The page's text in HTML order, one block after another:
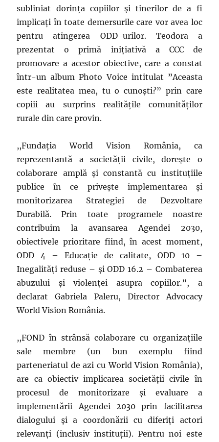
subliniat dorința copiilor și tinerilor de a fi
implicați în toate demersurile care vor avea loc
pentru atingerea ODD-urilor. Teodora a
prezentat o primă inițiativă a CCC de
promovare a acestor obiective, care a constat
într-un album Photo Voice intitulat ”Aceasta
este realitatea mea, tu o cunoști?” prin care
copiii au surprins realitățile comunităților
rurale din care provin.
,,Fundația World Vision România, ca
reprezentantă a societății civile, dorește o
colaborare amplă și constantă cu instituțiile
publice în ce privește implementarea și
monitorizarea Strategiei de Dezvoltare
Durabilă. Prin toate programele noastre
contribuim la avansarea Agendei 2030,
obiectivele prioritare fiind, în acest moment,
ODD 4 – Educație de calitate, ODD 10 –
Inegalități reduse – și ODD 16.2 – Combaterea
abuzului și violenței asupra copiilor.”, a
declarat Gabriela Paleru, Director Advocacy
World Vision România.
,,FOND în strânsă colaborare cu organizațiile
sale membre (un bun exemplu fiind
parteneriatul de azi cu World Vision România),
are ca obiectiv implicarea societății civile în
procesul de monitorizare și evaluare a
implementării Agendei 2030 prin facilitarea
dialogului și a coordonării cu diferiți actori
relevanți (inclusiv instituții). Pentru noi este